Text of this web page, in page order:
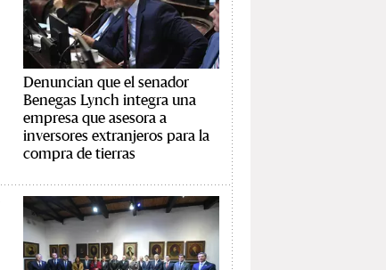
Denuncian que el senador
Benegas Lynch integra una
empresa que asesora a
inversores extranjeros para la
compra de tierras